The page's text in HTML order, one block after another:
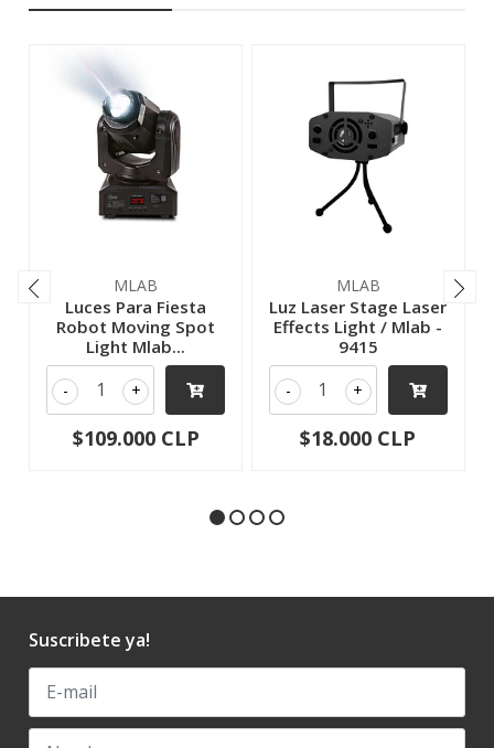
MLAB
Luces Para Fiesta
Robot Moving Spot
Light Mlab...
+
-
$109.000 CLP
MLAB
Luz Laser Stage Laser
Effects Light / Mlab -
9415
+
-
$18.000 CLP
Suscribete ya!